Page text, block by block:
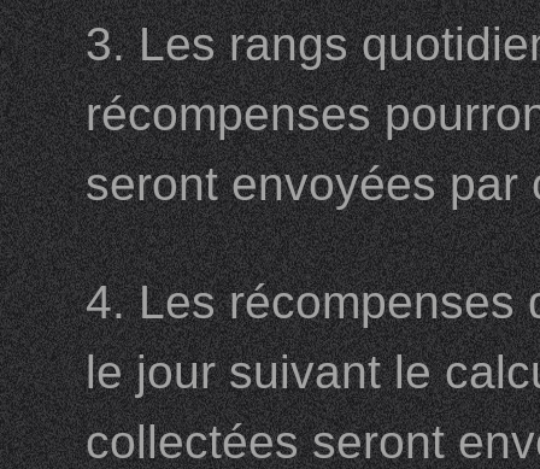
3. Les rangs
récompenses
seront envoyées par
4. Les récompenses
le jour suivant le
collectées seront